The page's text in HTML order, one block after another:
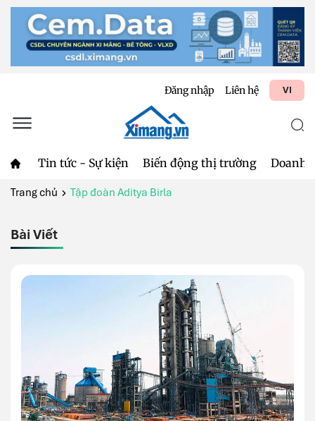
Đăng nhập Liên hệ VI
Tin tức - Sự kiện Biến động thị trường Doanh
Trang chủ Tập đoàn Aditya Birla
Bài Viết